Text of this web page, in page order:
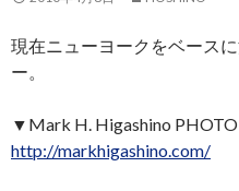
現在ニューヨークをベース
ー。
▼Mark H. Higashino
http://markhigashino.com/